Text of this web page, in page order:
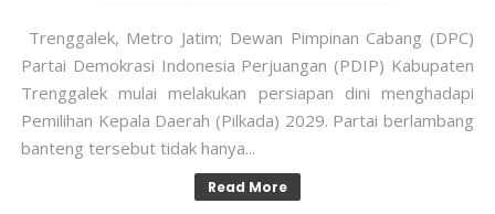
Trenggalek, Metro Jatim; Dewan Pimpinan Cabang (DPC)
Partai Demokrasi Indonesia Perjuangan (PDIP) Kabupaten
Trenggalek mulai melakukan persiapan dini menghadapi
Pemilihan Kepala Daerah (Pilkada) 2029. Partai berlambang
banteng tersebut tidak hanya...
Read More